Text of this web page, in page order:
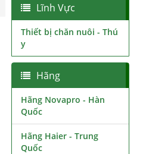
Lĩnh Vực
Thiết bị chăn nuôi - Thú
y
Hãng
Hãng Novapro - Hàn
Quốc
Hãng Haier - Trung
Quốc